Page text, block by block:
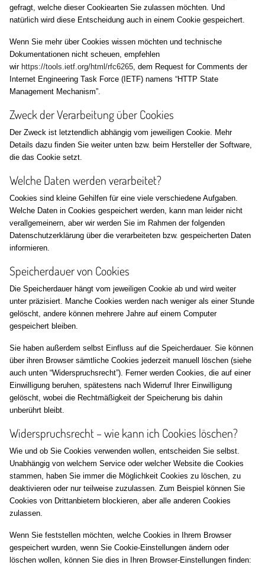
gefragt, welche dieser Cookiearten Sie zulassen möchten. Und
natürlich wird diese Entscheidung auch in einem Cookie gespeichert.
Wenn Sie mehr über Cookies wissen möchten und technische
Dokumentationen nicht scheuen, empfehlen
wir https://tools.ietf.org/html/rfc6265 , dem Request for Comments der
Internet Engineering Task Force (IETF) namens “HTTP State
Management Mechanism”.
Zweck der Verarbeitung über Cookies
Der Zweck ist letztendlich abhängig vom jeweiligen Cookie. Mehr
Details dazu finden Sie weiter unten bzw. beim Hersteller der Software,
die das Cookie setzt.
Welche Daten werden verarbeitet?
Cookies sind kleine Gehilfen für eine viele verschiedene Aufgaben.
Welche Daten in Cookies gespeichert werden, kann man leider nicht
verallgemeinern, aber wir werden Sie im Rahmen der folgenden
Datenschutzerklärung über die verarbeiteten bzw. gespeicherten Daten
informieren.
Speicherdauer von Cookies
Die Speicherdauer hängt vom jeweiligen Cookie ab und wird weiter
unter präzisiert. Manche Cookies werden nach weniger als einer Stunde
gelöscht, andere können mehrere Jahre auf einem Computer
gespeichert bleiben.
Sie haben außerdem selbst Einfluss auf die Speicherdauer. Sie können
über ihren Browser sämtliche Cookies jederzeit manuell löschen (siehe
auch unten “Widerspruchsrecht”). Ferner werden Cookies, die auf einer
Einwilligung beruhen, spätestens nach Widerruf Ihrer Einwilligung
gelöscht, wobei die Rechtmäßigkeit der Speicherung bis dahin
unberührt bleibt.
Widerspruchsrecht – wie kann ich Cookies löschen?
Wie und ob Sie Cookies verwenden wollen, entscheiden Sie selbst.
Unabhängig von welchem Service oder welcher Website die Cookies
stammen, haben Sie immer die Möglichkeit Cookies zu löschen, zu
deaktivieren oder nur teilweise zuzulassen. Zum Beispiel können Sie
Cookies von Drittanbietern blockieren, aber alle anderen Cookies
zulassen.
Wenn Sie feststellen möchten, welche Cookies in Ihrem Browser
gespeichert wurden, wenn Sie Cookie-Einstellungen ändern oder
löschen wollen, können Sie dies in Ihren Browser-Einstellungen finden: